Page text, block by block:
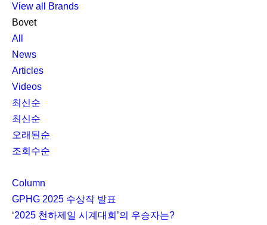
View all Brands
Bovet
All
News
Articles
Videos
최신순
최신순
오래된순
조회수순
Column
GPHG 2025 수상작 발표
‘2025 천하제일 시계대회’의 우승자는?